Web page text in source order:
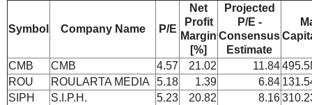
Symbol Company Name P/E
Net
Profit
Margin
[%]
Projected
P/E -
Consensus
Estimate
CMB CMB 4.57 21.02 11.84
ROU
ROULARTA MEDIA 5.18 1.39 6.84
SIPH
S.I.P.H. 5.23 20.82 8.16